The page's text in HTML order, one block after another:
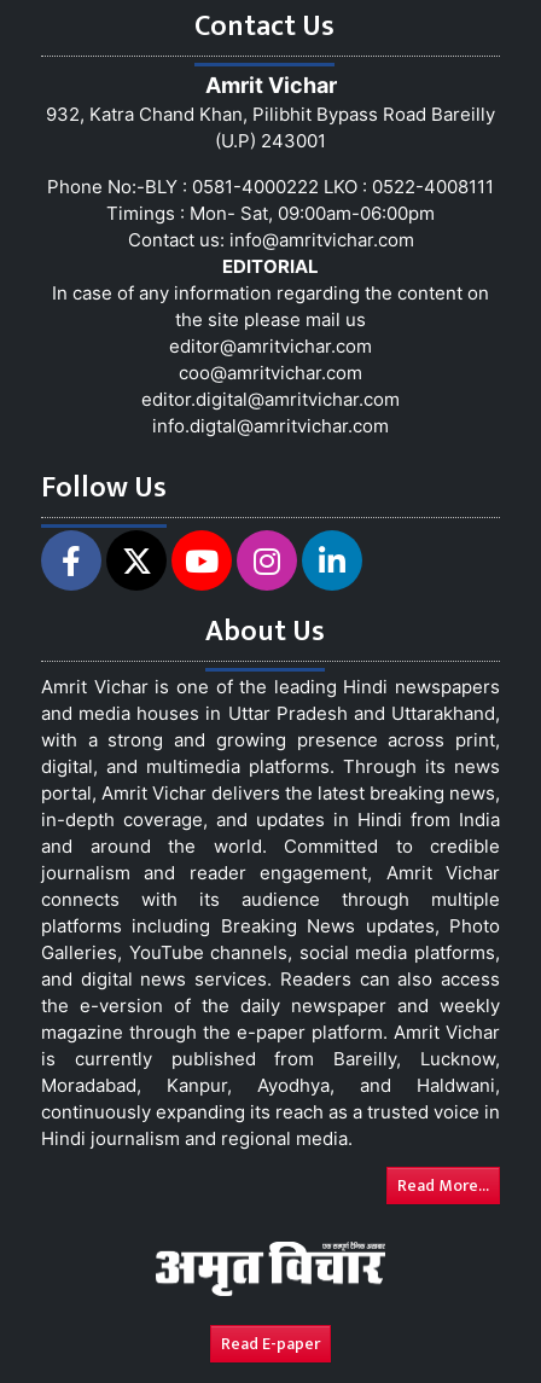
Contact Us
Amrit Vichar
932, Katra Chand Khan, Pilibhit Bypass Road Bareilly
(U.P) 243001
Phone No:-BLY : 0581-4000222 LKO : 0522-4008111
Timings : Mon- Sat, 09:00am-06:00pm
Contact us: info@amritvichar.com
EDITORIAL
In case of any information regarding the content on
the site please mail us
editor@amritvichar.com
coo@amritvichar.com
editor.digital@amritvichar.com
info.digtal@amritvichar.com
Follow Us
About Us
Amrit Vichar is one of the leading Hindi newspapers
and media houses in Uttar Pradesh and Uttarakhand,
with a strong and growing presence across print,
digital, and multimedia platforms. Through its news
portal, Amrit Vichar delivers the latest breaking news,
in-depth coverage, and updates in Hindi from India
and around the world. Committed to credible
journalism and reader engagement, Amrit Vichar
connects with its audience through multiple
platforms including Breaking News updates, Photo
Galleries, YouTube channels, social media platforms,
and digital news services. Readers can also access
the e-version of the daily newspaper and weekly
magazine through the e-paper platform. Amrit Vichar
is currently published from Bareilly, Lucknow,
Moradabad, Kanpur, Ayodhya, and Haldwani,
continuously expanding its reach as a trusted voice in
Hindi journalism and regional media.
Read More...
Read E-paper